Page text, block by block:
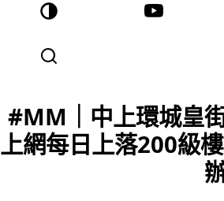
#MM｜中上環城皇
上網每日上落200級